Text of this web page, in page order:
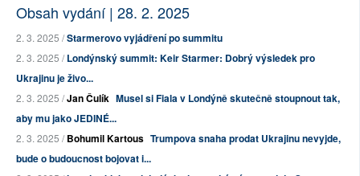
Obsah vydání | 28. 2. 2025
2. 3. 2025 /Starmerovo vyjádření po summitu
2. 3. 2025 /Londýnský summit: Keir Starmer: Dobrý výsledek pro
Ukrajinu je živo...
2. 3. 2025 /Jan Čulík Musel si Fiala v Londýně skutečně stoupnout tak,
aby mu jako JEDINÉ...
2. 3. 2025 /Bohumil Kartous Trumpova snaha prodat Ukrajinu nevyjde,
bude o budoucnost bojovat i...